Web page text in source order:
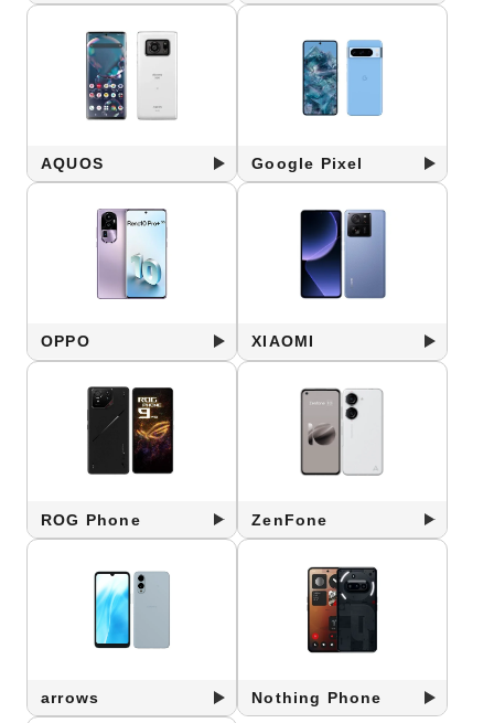
AQUOS Google Pixel
OPPO XIAOMI
ROG Phone ZenFone
arrows Nothing Phone